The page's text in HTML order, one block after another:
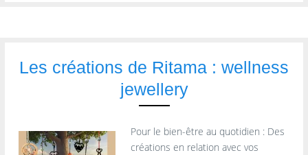
Les créations de Ritama : wellness
jewellery
Pour le bien-être au quotidien : Des
créations en relation avec vos